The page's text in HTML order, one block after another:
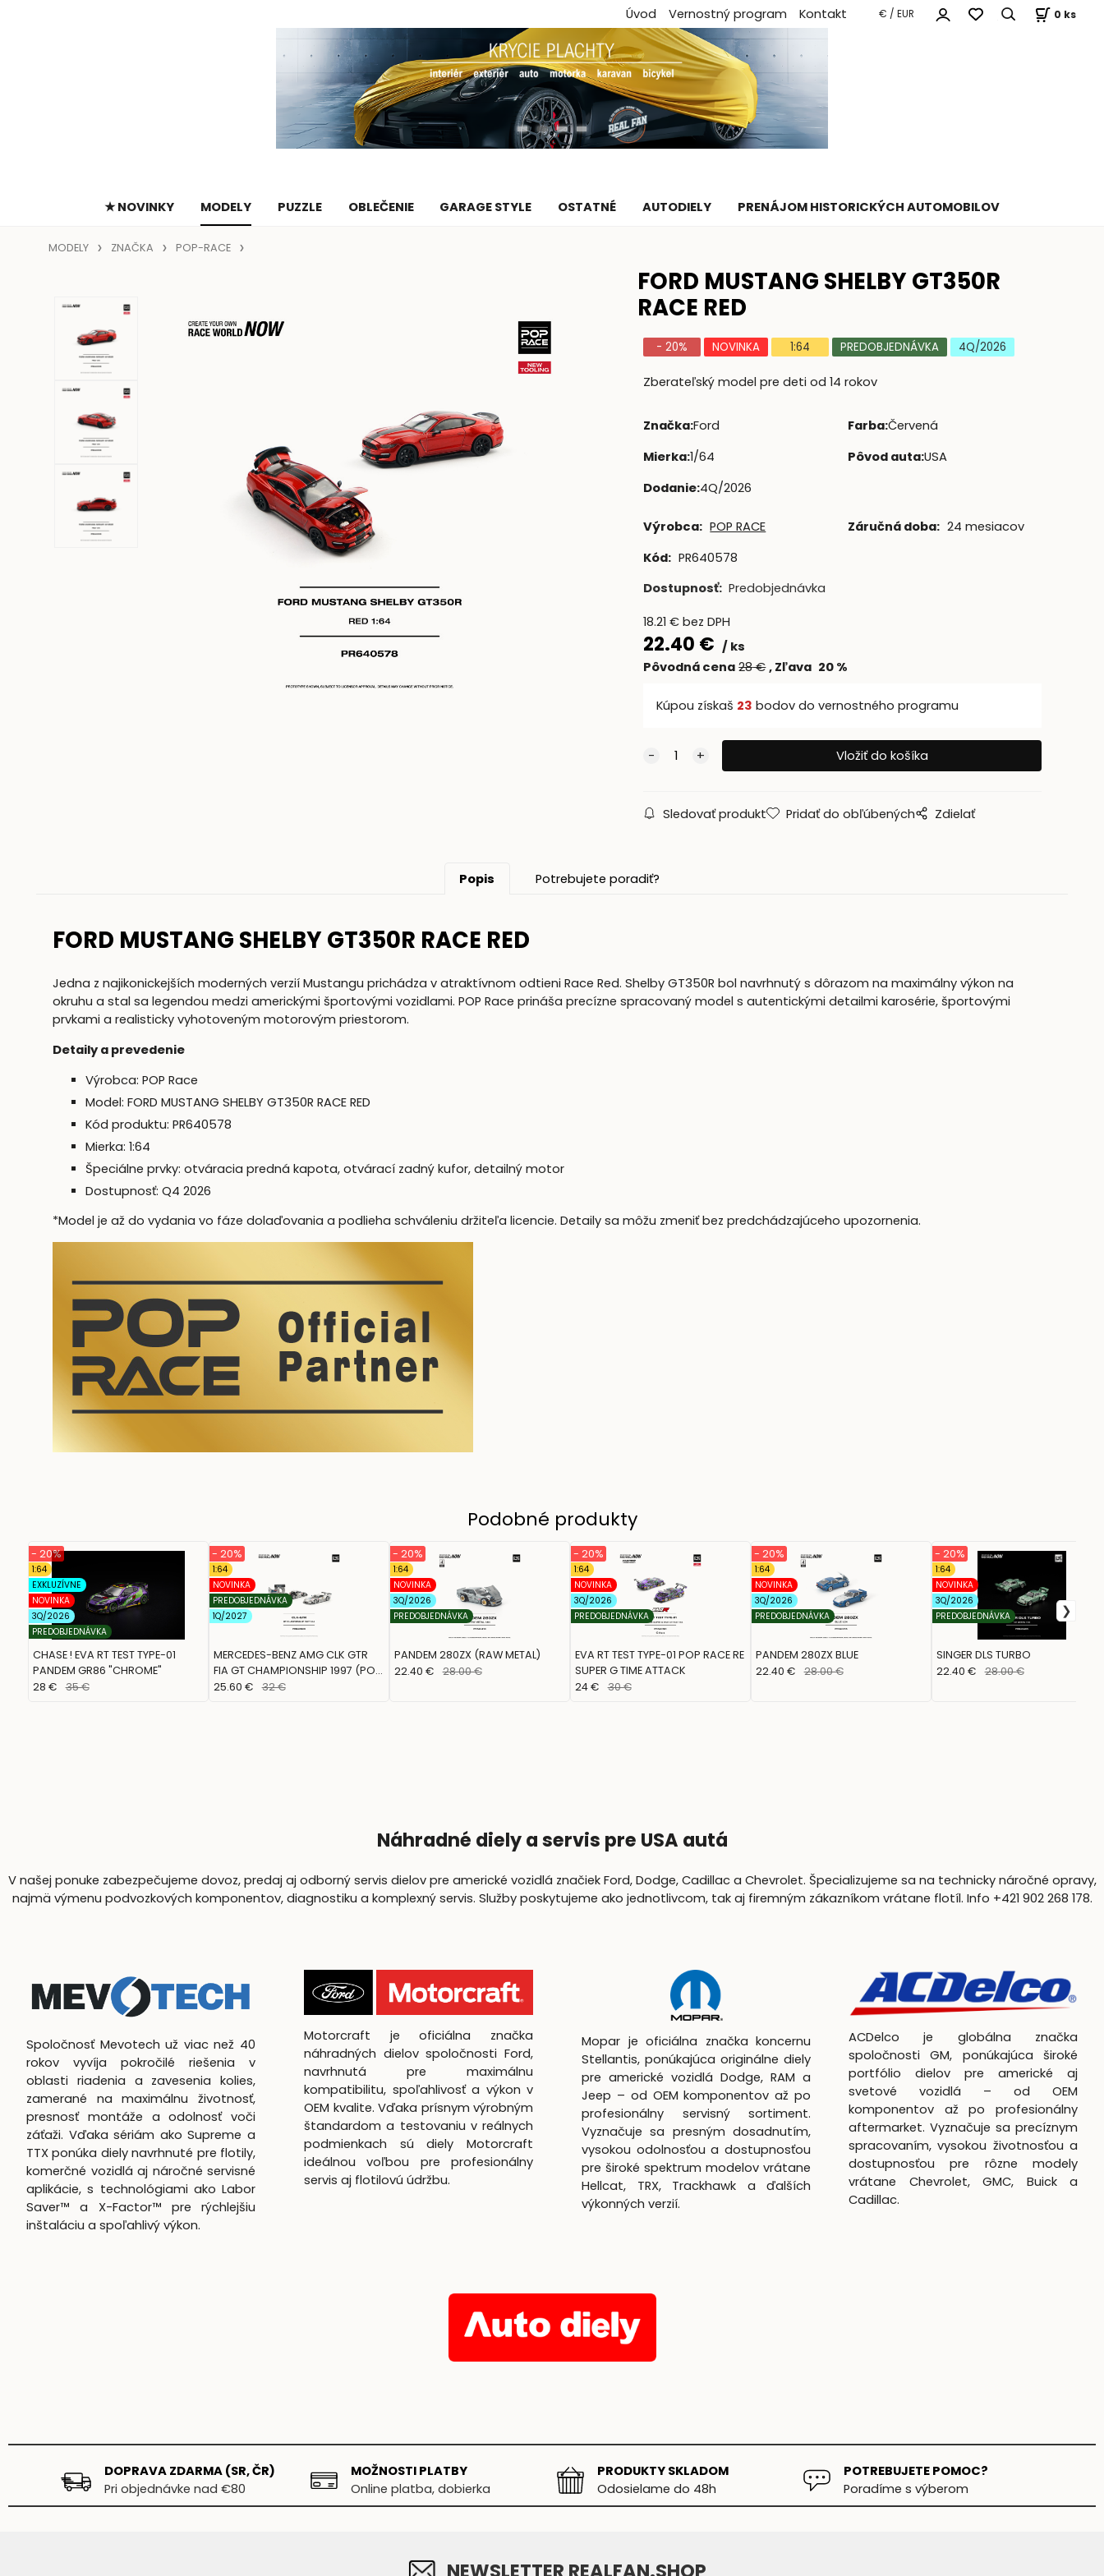
Úvod Vernostný program Kontakt € / EUR 0 ks
★ NOVINKY MODELY PUZZLE OBLEČENIE GARAGE STYLE OSTATNÉ AUTODIELY PRENÁJOM HISTORICKÝCH AUTOMOBILOV
MODELY ZNAČKA POP-RACE
FORD MUSTANG SHELBY GT350R
RACE RED
- 20% NOVINKA 1:64 PREDOBJEDNÁVKA 4Q/2026
Zberateľský model pre deti od 14 rokov
Značka:Ford Farba:Červená
Mierka:1/64 Pôvod auta:USA
Dodanie:4Q/2026
Výrobca: POP RACE Záručná doba: 24 mesiacov
Kód: PR640578
Dostupnosť: Predobjednávka
18.21 €bez DPH
22.40 €
ks
Pôvodná cena 28€ Zľava 20 %
Kúpou získaš 23 bodov do vernostného programu
Sledovať produkt Pridať do obľúbených Zdielať
Popis Potrebujete poradiť?
FORD MUSTANG SHELBY GT350R RACE RED
Jedna z najikonickejších moderných verzií Mustangu prichádza v atraktívnom odtieni Race Red. Shelby GT350R bol navrhnutý s dôrazom na maximálny výkon na
okruhu a stal sa legendou medzi americkými športovými vozidlami. POP Race prináša precízne spracovaný model s autentickými detailmi karosérie, športovými
prvkami a realisticky vyhotoveným motorovým priestorom.
Detaily a prevedenie
Výrobca: POP Race
Model: FORD MUSTANG SHELBY GT350R RACE RED
Kód produktu: PR640578
Mierka: 1:64
Špeciálne prvky: otváracia predná kapota, otvárací zadný kufor, detailný motor
Dostupnosť: Q4 2026
*Model je až do vydania vo fáze dolaďovania a podlieha schváleniu držiteľa licencie. Detaily sa môžu zmeniť bez predchádzajúceho upozornenia.
Podobné produkty
CHASE ! EVA RT TEST TYPE-01
PANDEM GR86 "CHROME"
1:64
EXKLUZÍVNE
NOVINKA
3Q/2026
PREDOBJEDNÁVKA
- 20%
28 € 35 €
MERCEDES-BENZ AMG CLK GTR
FIA GT CHAMPIONSHIP 1997 (POP
RACE, PR640509)
1:64
NOVINKA
PREDOBJEDNÁVKA
1Q/2027
- 20%
25.60 € 32 €
PANDEM 280ZX (RAW METAL)
1:64
NOVINKA
3Q/2026
PREDOBJEDNÁVKA
- 20%
22.40 € 28.00 €
EVA RT TEST TYPE-01 POP RACE RE
SUPER G TIME ATTACK
1:64
NOVINKA
3Q/2026
PREDOBJEDNÁVKA
- 20%
24 € 30 €
PANDEM 280ZX BLUE
1:64
NOVINKA
3Q/2026
PREDOBJEDNÁVKA
- 20%
22.40 € 28.00 €
SINGER DLS TURBO
1:64
NOVINKA
3Q/2026
PREDOBJEDNÁVKA
- 20%
22.40 € 28.00 €
Náhradné diely a servis pre USA autá
V našej ponuke zabezpečujeme dovoz, predaj aj odborný servis dielov pre americké vozidlá značiek Ford, Dodge, Cadillac a Chevrolet. Špecializujeme sa na technicky náročné opravy,
najmä výmenu podvozkových komponentov, diagnostiku a komplexný servis. Služby poskytujeme ako jednotlivcom, tak aj firemným zákazníkom vrátane flotíl. Info +421 902 268 178.
Spoločnosť Mevotech už viac než 40
rokov vyvíja pokročilé riešenia v
oblasti riadenia a zavesenia kolies,
zamerané na maximálnu životnosť,
presnosť montáže a odolnosť voči
záťaži. Vďaka sériám ako Supreme a
TTX ponúka diely navrhnuté pre flotily,
komerčné vozidlá aj náročné servisné
aplikácie, s technológiami ako Labor
Saver™ a X-Factor™ pre rýchlejšiu
inštaláciu a spoľahlivý výkon.
Motorcraft je oficiálna značka
náhradných dielov spoločnosti Ford,
navrhnutá pre maximálnu
kompatibilitu, spoľahlivosť a výkon v
OEM kvalite. Vďaka prísnym výrobným
štandardom a testovaniu v reálnych
podmienkach sú diely Motorcraft
ideálnou voľbou pre profesionálny
servis aj flotilovú údržbu.
Mopar je oficiálna značka koncernu
Stellantis, ponúkajúca originálne diely
pre americké vozidlá Dodge, RAM a
Jeep – od OEM komponentov až po
profesionálny servisný sortiment.
Vyznačuje sa presným dosadnutím,
vysokou odolnosťou a dostupnosťou
pre široké spektrum modelov vrátane
Hellcat, TRX, Trackhawk a ďalších
výkonných verzií.
ACDelco je globálna značka
spoločnosti GM, ponúkajúca široké
portfólio dielov pre americké aj
svetové vozidlá – od OEM
komponentov až po profesionálny
aftermarket. Vyznačuje sa precíznym
spracovaním, vysokou životnosťou a
dostupnosťou pre rôzne modely
vrátane Chevrolet, GMC, Buick a
Cadillac.
DOPRAVA ZDARMA (SR, ČR)
Pri objednávke nad €80
MOŽNOSTI PLATBY
Online platba, dobierka
PRODUKTY SKLADOM
Odosielame do 48h
POTREBUJETE POMOC?
Poradíme s výberom
NEWSLETTER REALFAN.SHOP